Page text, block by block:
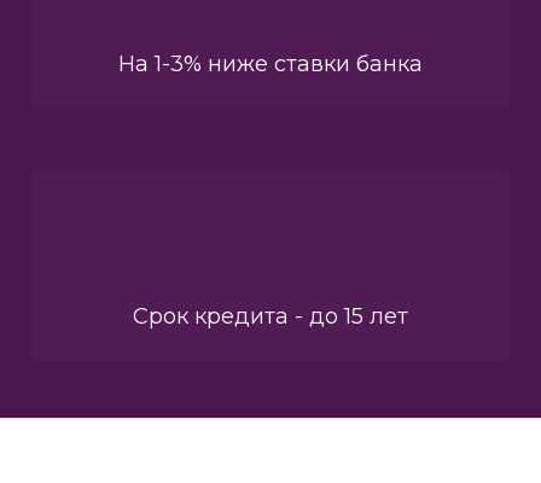
На 1-3% ниже ставки банка
Срок кредита - до 15 лет